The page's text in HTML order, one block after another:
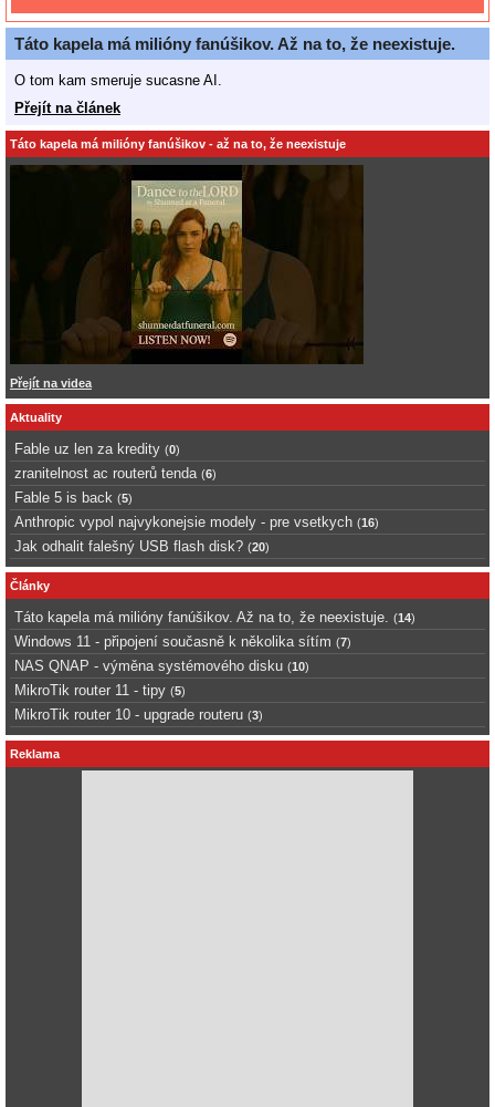
Táto kapela má milióny fanúšikov. Až na to, že neexistuje.
O tom kam smeruje sucasne AI.
Přejít na článek
Táto kapela má milióny fanúšikov - až na to, že neexistuje
Přejít na videa
Aktuality
Fable uz len za kredity (0)
zranitelnost ac routerů tenda (6)
Fable 5 is back (5)
Anthropic vypol najvykonejsie modely - pre vsetkych (16)
Jak odhalit falešný USB flash disk? (20)
Články
Táto kapela má milióny fanúšikov. Až na to, že neexistuje. (14)
Windows 11 - připojení současně k několika sítím (7)
NAS QNAP - výměna systémového disku (10)
MikroTik router 11 - tipy (5)
MikroTik router 10 - upgrade routeru (3)
Reklama